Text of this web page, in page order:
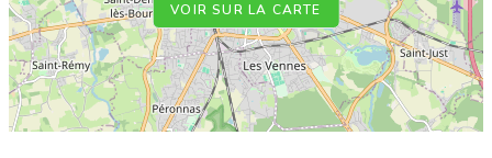
VOIR SUR LA CARTE